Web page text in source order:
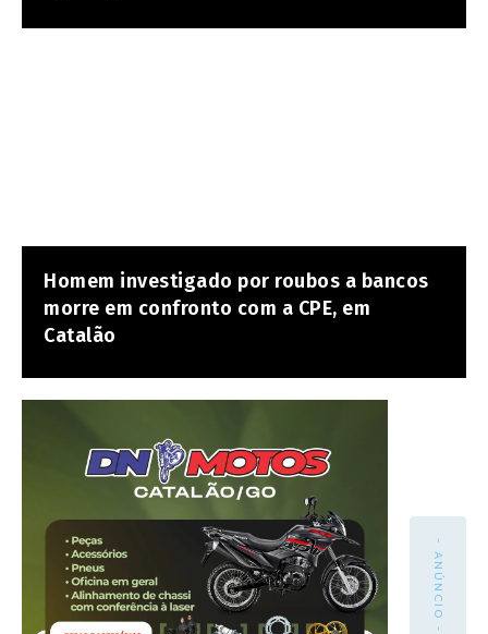
Homem investigado por roubos a bancos
morre em confronto com a CPE, em
Catalão
- ANÚNCIO -